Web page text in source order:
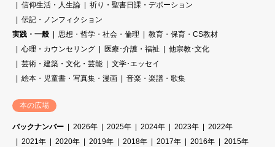
信仰生活・人生論
祈り・聖書日課・デボーション
伝記・ノンフィクション
実践・一般
思想・哲学・社会・倫理
教育・保育・CS教材
心理・カウンセリング
医療･介護・福祉
他宗教･文化
芸術・建築・文化・芸能
文学･エッセイ
絵本・児童書・写真集・漫画
音楽・楽譜・歌集
本の広場
バックナンバー 2026年 2025年 2024年 2023年
2022年
2021年
2020年 2019年 2018年 2017年 2016年
2015年